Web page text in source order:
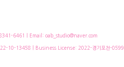
6461 | Email: oab_studio@naver.com
10-13458 | Business License: 2022-경기포천-0599